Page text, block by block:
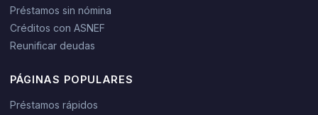
Préstamos sin nómina
Créditos con ASNEF
Reunificar deudas
PÁGINAS POPULARES
Préstamos rápidos